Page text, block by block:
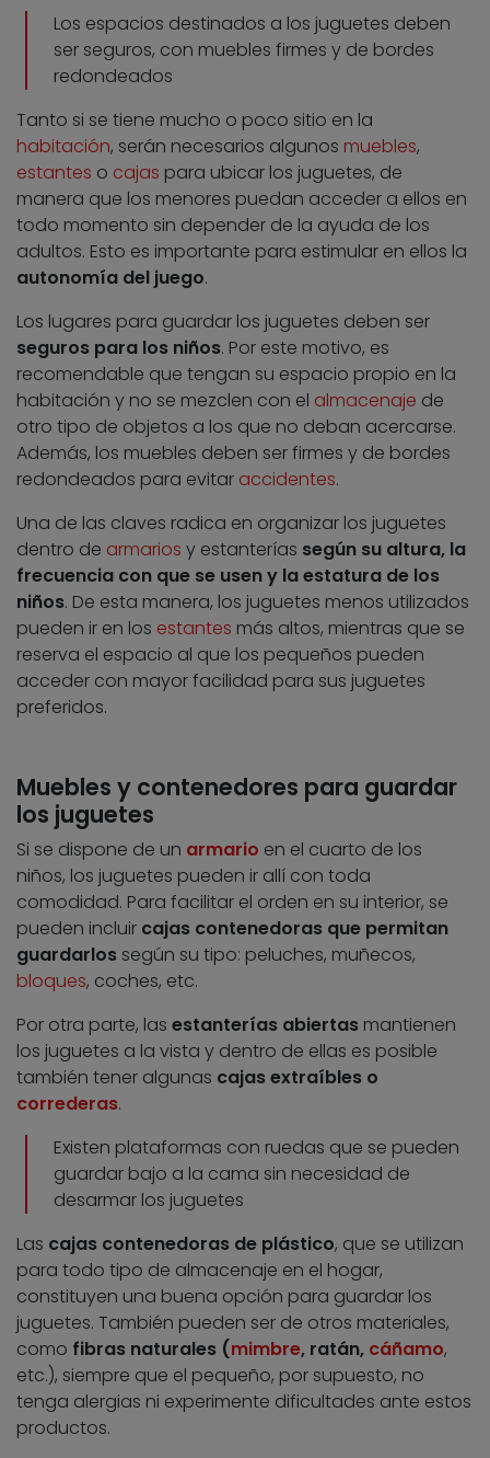
Los espacios destinados a los juguetes deben
ser seguros, con muebles firmes y de bordes
redondeados
Tanto si se tiene mucho o poco sitio en la
habitación, serán necesarios algunos muebles,
estantes o cajas para ubicar los juguetes, de
manera que los menores puedan acceder a ellos en
todo momento sin depender de la ayuda de los
adultos. Esto es importante para estimular en ellos la
autonomía del juego.
Los lugares para guardar los juguetes deben ser
seguros para los niños. Por este motivo, es
recomendable que tengan su espacio propio en la
habitación y no se mezclen con el almacenaje de
otro tipo de objetos a los que no deban acercarse.
Además, los muebles deben ser firmes y de bordes
redondeados para evitar accidentes.
Una de las claves radica en organizar los juguetes
dentro de armarios y estanterías según su altura, la
frecuencia con que se usen y la estatura de los
niños. De esta manera, los juguetes menos utilizados
pueden ir en los estantes más altos, mientras que se
reserva el espacio al que los pequeños pueden
acceder con mayor facilidad para sus juguetes
preferidos.
Muebles y contenedores para guardar
los juguetes
Si se dispone de un armario en el cuarto de los
niños, los juguetes pueden ir allí con toda
comodidad. Para facilitar el orden en su interior, se
pueden incluir cajas contenedoras que permitan
guardarlos según su tipo: peluches, muñecos,
bloques, coches, etc.
Por otra parte, las estanterías abiertas mantienen
los juguetes a la vista y dentro de ellas es posible
también tener algunas cajas extraíbles o
correderas.
Existen plataformas con ruedas que se pueden
guardar bajo a la cama sin necesidad de
desarmar los juguetes
Las cajas contenedoras de plástico, que se utilizan
para todo tipo de almacenaje en el hogar,
constituyen una buena opción para guardar los
juguetes. También pueden ser de otros materiales,
como fibras naturales (mimbre, ratán, cáñamo,
etc.), siempre que el pequeño, por supuesto, no
tenga alergias ni experimente dificultades ante estos
productos.